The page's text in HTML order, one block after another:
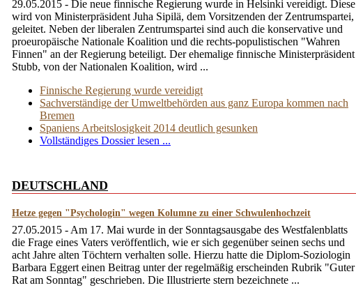
29.05.2015 - Die neue finnische Regierung wurde in Helsinki vereidigt. Diese
wird von Ministerpräsident Juha Sipilä, dem Vorsitzenden der Zentrumspartei,
geleitet. Neben der liberalen Zentrumspartei sind auch die konservative und
proeuropäische Nationale Koalition und die rechts-populistischen "Wahren
Finnen" an der Regierung beteiligt. Der ehemalige finnische Ministerpräsident
Stubb, von der Nationalen Koalition, wird ...
Finnische Regierung wurde vereidigt
Sachverständige der Umweltbehörden aus ganz Europa kommen nach
Bremen
Spaniens Arbeitslosigkeit 2014 deutlich gesunken
Vollständiges Dossier lesen ...
DEUTSCHLAND
Hetze gegen "Psychologin" wegen Kolumne zu einer Schwulenhochzeit
27.05.2015 - Am 17. Mai wurde in der Sonntagsausgabe des Westfalenblatts
die Frage eines Vaters veröffentlich, wie er sich gegenüber seinen sechs und
acht Jahre alten Töchtern verhalten solle. Hierzu hatte die Diplom-Soziologin
Barbara Eggert einen Beitrag unter der regelmäßig erscheinden Rubrik "Guter
Rat am Sonntag" geschrieben. Die Illustrierte stern bezeichnete ...